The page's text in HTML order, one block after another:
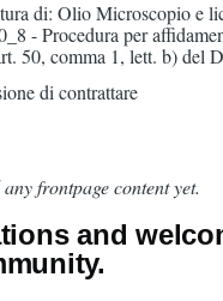
di: Olio Microscopio e
- Procedura per
50, comma 1, lett. b) del
di contrattare
any frontpage content yet.
and